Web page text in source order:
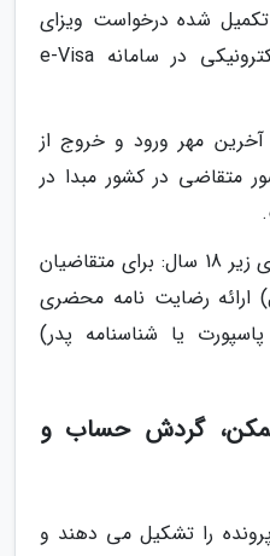
شده درخواست ویزای
تایلند که به صورت الکترونیکی در سامانه e-Visa
مهر ورود و خروج از
متقاضی در کشور مبدا در
رضایت نامه محضری برای زیر 18 سال: برای متقاضیان
قانونی (18 سال) ارائه رضایت نامه محضری
یا شناسنامه پدر)
گردش حساب و
را تشکیل می دهند و